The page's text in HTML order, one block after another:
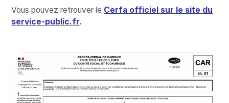
Vous pouvez retrouver le Cerfa officiel sur le site du
service-public.fr.